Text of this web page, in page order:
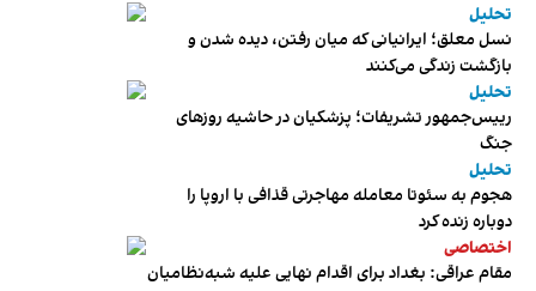
تحلیل
نسل معلق؛ ایرانیانی که میان رفتن، دیده شدن و
بازگشت زندگی می‌کنند
تحلیل
رییس‌جمهور تشریفات؛ پزشکیان در حاشیه روزهای
جنگ
تحلیل
هجوم به سئوتا معامله مهاجرتی قذافی با اروپا را
دوباره زنده کرد
اختصاصی
مقام عراقی: بغداد برای اقدام نهایی علیه شبه‌نظامیان